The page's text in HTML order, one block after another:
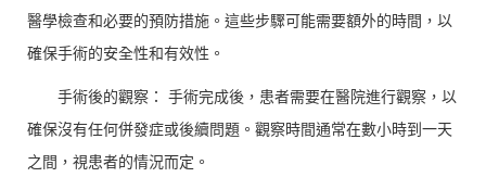
醫學檢查和必要的預防措施。這些步驟可能需要額外的時間，以
確保手術的安全性和有效性。
手術後的觀察： 手術完成後，患者需要在醫院進行觀察，以
確保沒有任何併發症或後續問題。觀察時間通常在數小時到一天
之間，視患者的情況而定。